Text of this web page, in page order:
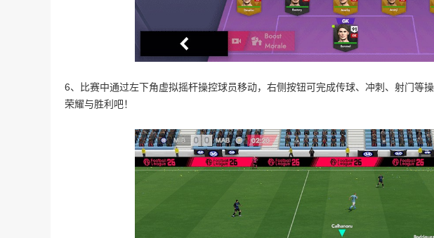
6、比赛中通过左下角虚拟摇杆操控球员移动，右侧按钮可完成传球、冲刺、射门等
荣耀与胜利吧！